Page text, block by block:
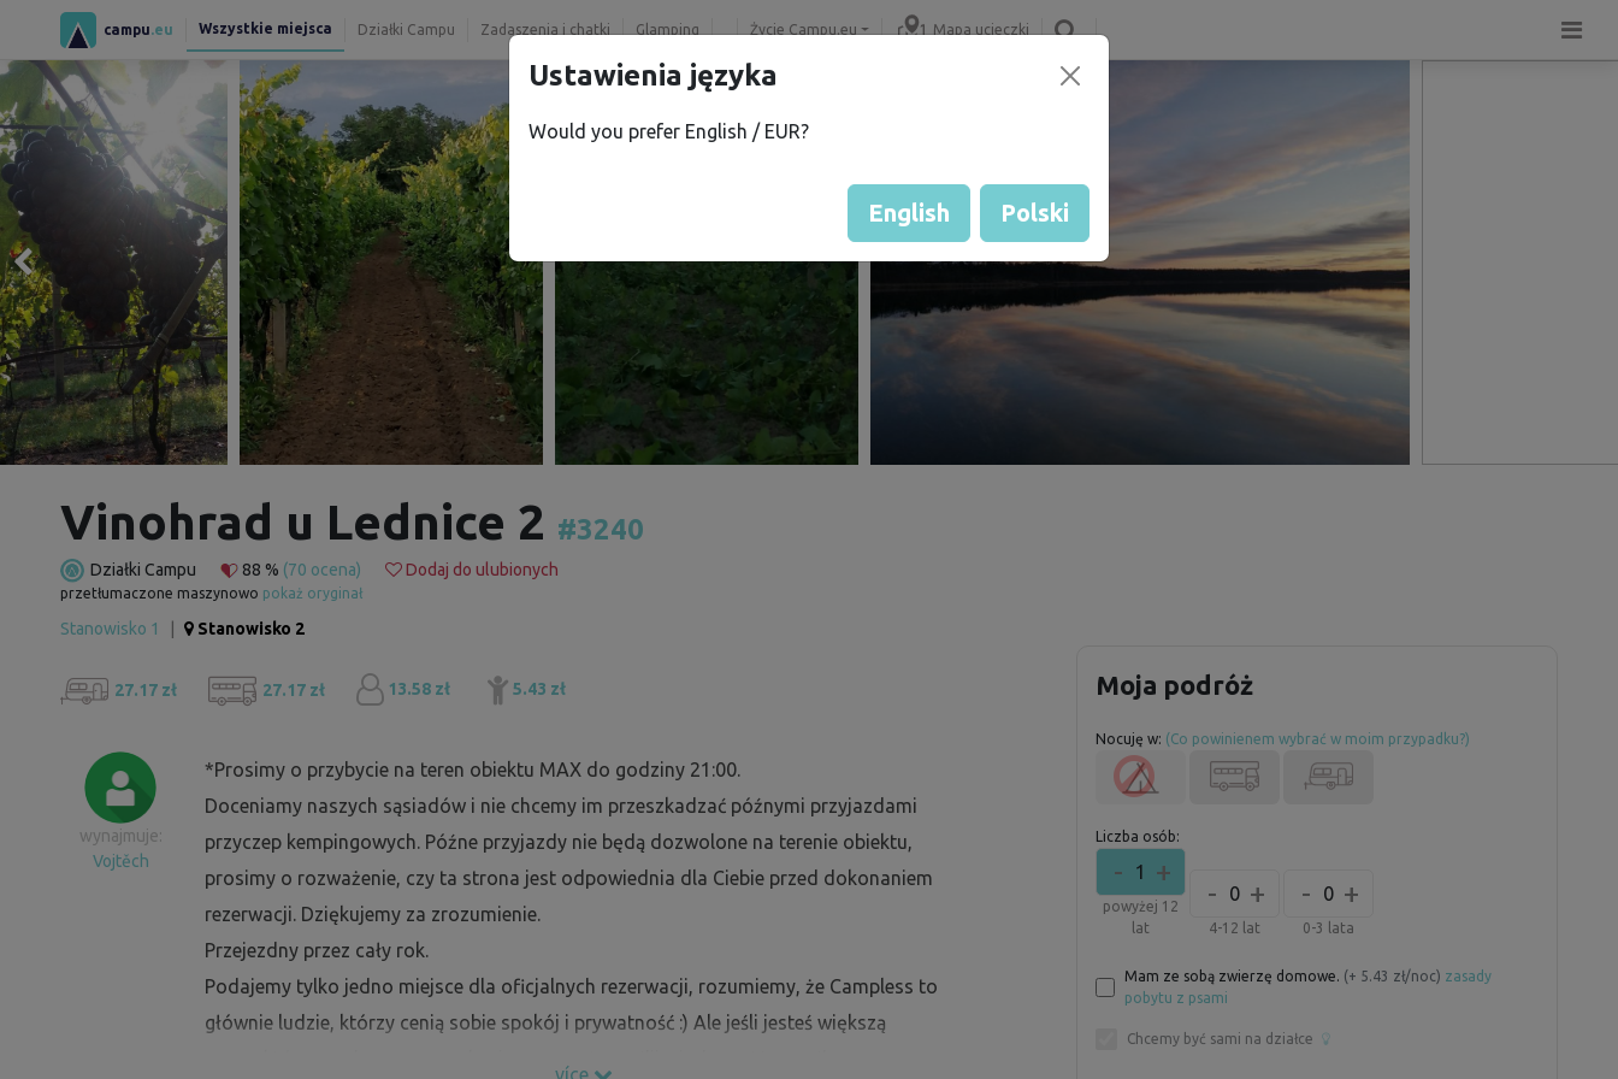
campu .eu Wszystkie miejsca Działki Campu Zadaszenia i chatki Glamping Życie Campu.eu Mapa ucieczki
Vinohrad u Lednice 2 #3240
Działki Campu 88 % (70 ocena) Dodaj do ulubionych
przetłumaczone maszynowo pokaż oryginał
Stanowisko 1 Stanowisko 2
27.17 zł 27.17 zł 13.58 zł 5.43 zł
wynajmuje:
Vojtěch
*Prosimy o przybycie na teren obiektu MAX do godziny 21:00.
Doceniamy naszych sąsiadów i nie chcemy im przeszkadzać późnymi przyjazdami
przyczep kempingowych. Późne przyjazdy nie będą dozwolone na terenie obiektu,
prosimy o rozważenie, czy ta strona jest odpowiednia dla Ciebie przed dokonaniem
rezerwacji. Dziękujemy za zrozumienie.
Przejezdny przez cały rok.
Podajemy tylko jedno miejsce dla oficjalnych rezerwacji, rozumiemy, że Campless to
głównie ludzie, którzy cenią sobie spokój i prywatność :) Ale jeśli jesteś większą
více
Moja podróż
Nocuję w: (Co powinienem wybrać w moim przypadku?)
Liczba osób:
- +
1
powyżej 12
lat
- +
0
4-12 lat
- +
0
0-3 lata
Mam ze sobą zwierzę domowe. (+ 5.43 zł/noc) zasady
pobytu z psami
Chcemy być sami na działce
Ustawienia języka
Would you prefer English / EUR?
English Polski